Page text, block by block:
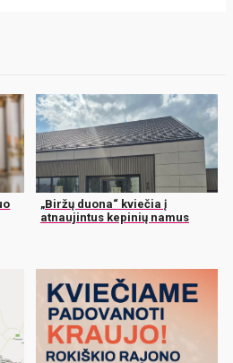
„Biržų duona“ kviečia į
atnaujintus kepinių namus